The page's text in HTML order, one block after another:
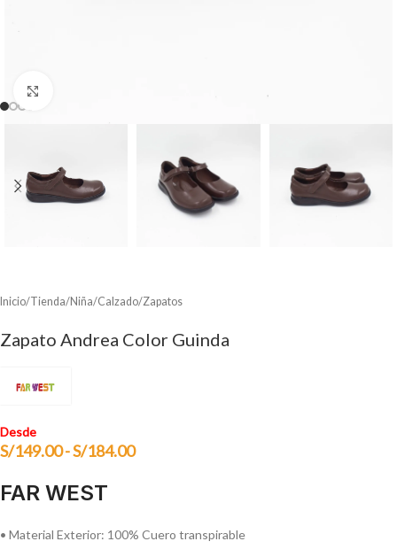
Inicio/Tienda/Niña/Calzado/Zapatos
Zapato Andrea Color Guinda
Desde
S/149.00-S/184.00
FAR WEST
• Material Exterior: 100% Cuero transpirable